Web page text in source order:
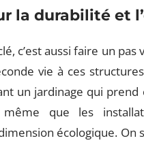
la durabilité et
c’est aussi faire un
vie à ces
un jardinage qui
même que les
écologique. On